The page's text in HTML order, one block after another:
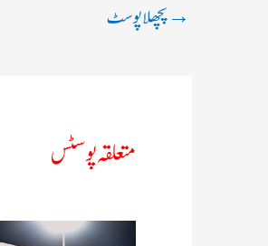
→پچھلا پوسٹ
متعلقہ پوسٹس